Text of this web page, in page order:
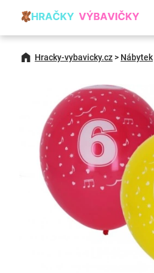
Hracky-vybavicky.cz> Nábytek